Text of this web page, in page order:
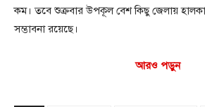
কম। তবে শুক্রবার উপকূল বেশ কিছু জেলায় হালকা
সম্ভাবনা রয়েছে।
আরও পড়ুন